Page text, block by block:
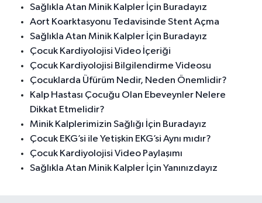
Sağlıkla Atan Minik Kalpler İçin Buradayız
Aort Koarktasyonu Tedavisinde Stent Açma
Sağlıkla Atan Minik Kalpler İçin Buradayız
Çocuk Kardiyolojisi Video İçeriği
Çocuk Kardiyolojisi Bilgilendirme Videosu
Çocuklarda Üfürüm Nedir, Neden Önemlidir?
Kalp Hastası Çocuğu Olan Ebeveynler Nelere
Dikkat Etmelidir?
Minik Kalplerimizin Sağlığı İçin Buradayız
Çocuk EKG’si ile Yetişkin EKG’si Aynı mıdır?
Çocuk Kardiyolojisi Video Paylaşımı
Sağlıkla Atan Minik Kalpler İçin Yanınızdayız